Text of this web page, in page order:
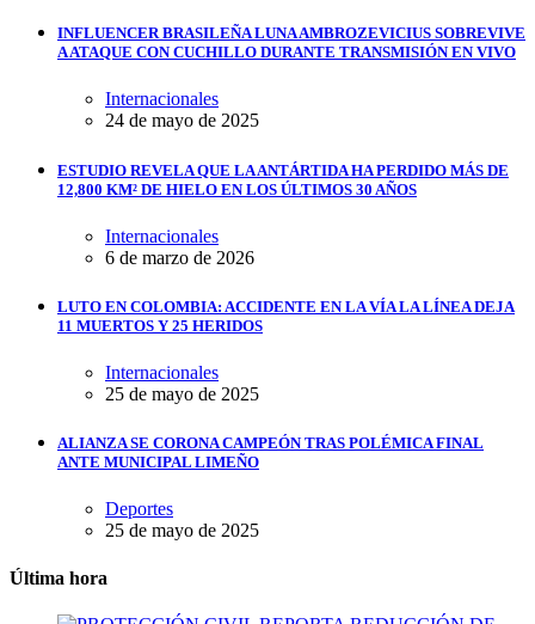
INFLUENCER BRASILEÑA LUNA AMBROZEVICIUS SOBREVIVE
A ATAQUE CON CUCHILLO DURANTE TRANSMISIÓN EN VIVO
Internacionales
24 de mayo de 2025
ESTUDIO REVELA QUE LA ANTÁRTIDA HA PERDIDO MÁS DE
12,800 KM² DE HIELO EN LOS ÚLTIMOS 30 AÑOS
Internacionales
6 de marzo de 2026
LUTO EN COLOMBIA: ACCIDENTE EN LA VÍA LA LÍNEA DEJA
11 MUERTOS Y 25 HERIDOS
Internacionales
25 de mayo de 2025
ALIANZA SE CORONA CAMPEÓN TRAS POLÉMICA FINAL
ANTE MUNICIPAL LIMEÑO
Deportes
25 de mayo de 2025
Última hora